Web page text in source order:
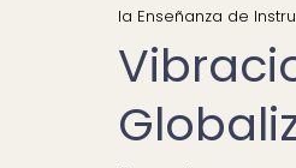
la Enseñanza de